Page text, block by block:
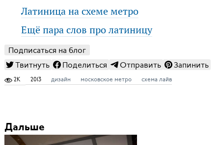
Латиница на схеме метро
Ещё пара слов про латиницу
Подписаться на блог
Твитнуть
Поделиться Отправить Запинить
2K 2013 дизайн московское метро схема лайв
Дальше